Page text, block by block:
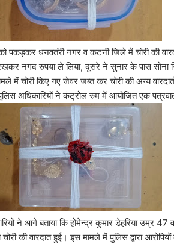
पकड़कर धनवतंरी नगर व कटनी जिले में चोरी की
नगद रुपया ले लिया, दूसरे ने सुनार के पास सोना
में चोरी किए गए जेवर जब्त कर चोरी की अन्य
अधिकारियों ने कंट्रोल रुम में आयोजित एक
कि होमेन्द्र कुमार डेहरिया उम्र 47 वर्ष
की वारदात हुई। इस मामले में पुलिस द्वारा